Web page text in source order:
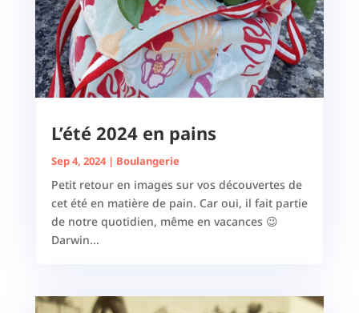
L’été 2024 en pains
Sep 4, 2024| Boulangerie
Petit retour en images sur vos découvertes de
cet été en matière de pain. Car oui, il fait partie
de notre quotidien, même en vacances 😉
Darwin...